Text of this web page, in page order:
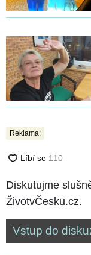
Reklama:
Diskutujme
ŽivotvČesku.cz.
Vstup do